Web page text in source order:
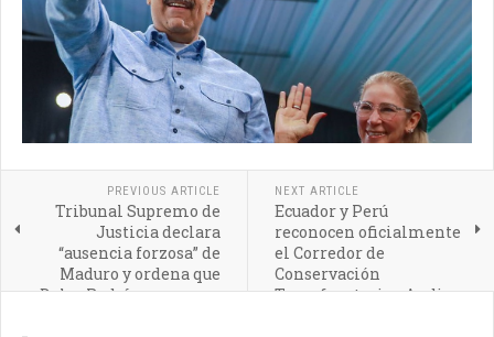
PREVIOUS ARTICLE
Tribunal Supremo de
Justicia declara
“ausencia forzosa” de
Maduro y ordena que
Delcy Rodríguez asuma
NEXT ARTICLE
Ecuador y Perú
reconocen oficialmente
el Corredor de
Conservación
Transfronterizo Andino